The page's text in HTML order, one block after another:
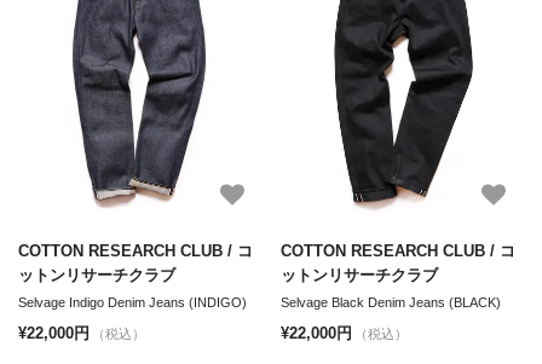
COTTON RESEARCH CLUB / コ
ットンリサーチクラブ
Selvage Indigo Denim Jeans (INDIGO)
¥22,000円 （税込）
COTTON RESEARCH CLUB / コ
ットンリサーチクラブ
Selvage Black Denim Jeans (BLACK)
¥22,000円 （税込）